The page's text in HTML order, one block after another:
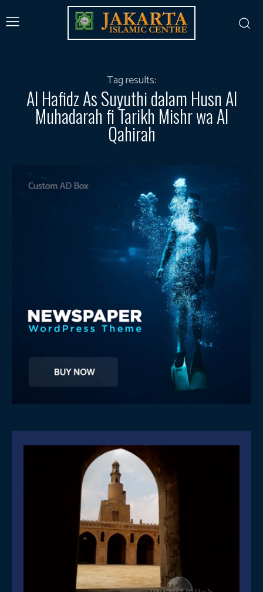
Tag results:
Al Hafidz As Suyuthi dalam Husn Al
Muhadarah fi Tarikh Mishr wa Al
Qahirah